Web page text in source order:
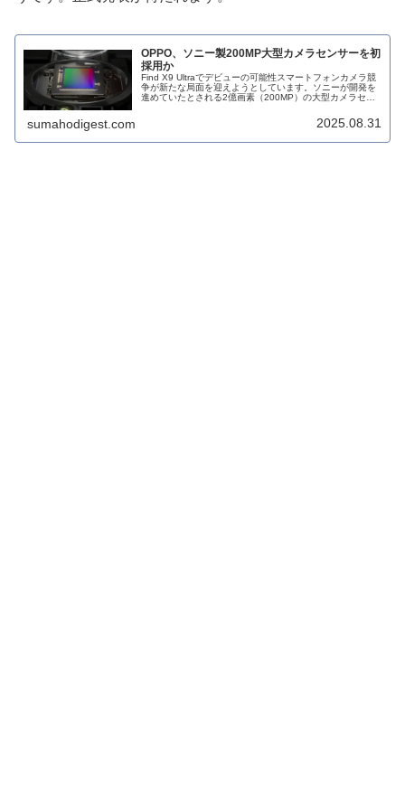
OPPO、ソニー製200MP大型カメラセンサーを初
採用か
Find X9 Ultraでデビューの可能性スマートフォンカメラ競
争が新たな局面を迎えようとしています。ソニーが開発を
進めていたとされる2億画素（200MP）の大型カメラセン
sumahodigest.com 2025.08.31